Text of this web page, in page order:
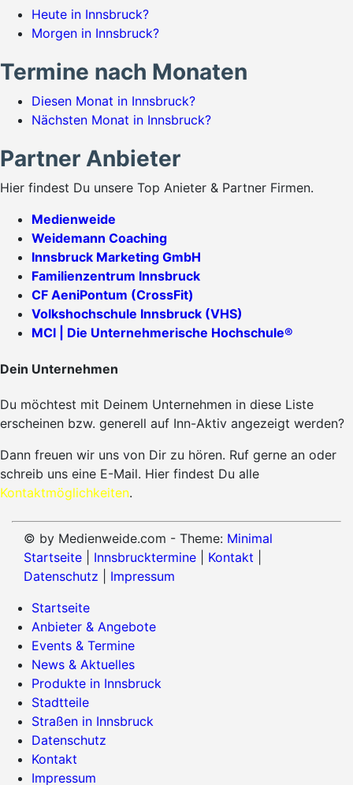
Heute in Innsbruck?
Morgen in Innsbruck?
Termine nach Monaten
Diesen Monat in Innsbruck?
Nächsten Monat in Innsbruck?
Partner Anbieter
Hier findest Du unsere Top Anieter & Partner Firmen.
Medienweide
Weidemann Coaching
Innsbruck Marketing GmbH
Familienzentrum Innsbruck
CF AeniPontum (CrossFit)
Volkshochschule Innsbruck (VHS)
MCI | Die Unternehmerische Hochschule®
Dein Unternehmen
Du möchtest mit Deinem Unternehmen in diese Liste
erscheinen bzw. generell auf Inn-Aktiv angezeigt werden?
Dann freuen wir uns von Dir zu hören. Ruf gerne an oder
schreib uns eine E-Mail. Hier findest Du alle
Kontaktmöglichkeiten.
© by Medienweide.com - Theme: Minimal
Startseite
Innsbrucktermine Kontakt
Datenschutz
Impressum
Startseite
Anbieter & Angebote
Events & Termine
News & Aktuelles
Produkte in Innsbruck
Stadtteile
Straßen in Innsbruck
Datenschutz
Kontakt
Impressum